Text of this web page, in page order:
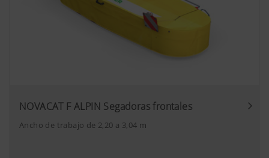
NOVACAT F ALPIN Segadoras frontales
Ancho de trabajo de 2,20 a 3,04 m